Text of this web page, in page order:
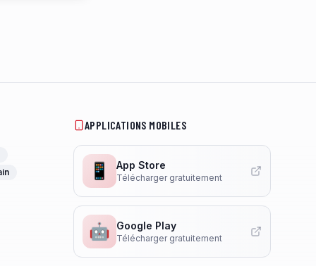
APPLICATIONS MOBILES
📱 App Store
Télécharger gratuitement
🤖 Google Play
Télécharger gratuitement